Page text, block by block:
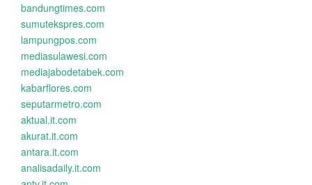
bandungtimes.com
sumutekspres.com
lampungpos.com
mediasulawesi.com
mediajabodetabek.com
kabarflores.com
seputarmetro.com
aktual.it.com
akurat.it.com
antara.it.com
analisadaily.it.com